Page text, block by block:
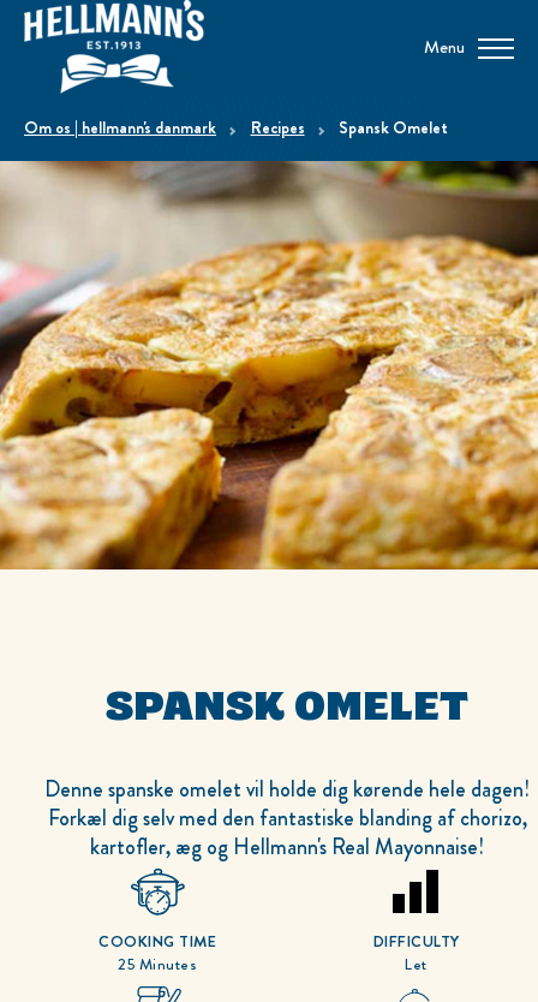
Menu
om os | hellmann's danmark Recipes Spansk Omelet
SPANSK OMELET
Denne spanske omelet vil holde dig kørende hele dagen!
Forkæl dig selv med den fantastiske blanding af chorizo,
kartofler, æg og Hellmann's Real Mayonnaise!
25 Minutes
COOKING TIME
Let
DIFFICULTY